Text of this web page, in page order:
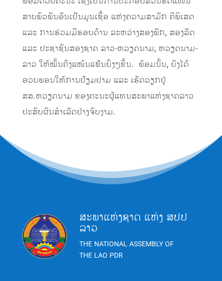
ສາຍພົວພັນອັນເປັນມູນເຊື້ອ ແຫ່ງຄວາມສາມັກ ຄີພິເສດ
ແລະ ການຮ່ວມມືຮອບດ້ານ ລະຫວ່າງສອງພັກ, ສອງລັດ
ແລະ ປະຊາຊົນສອງຊາດ ລາວ-ຫວຽດນາມ, ຫວຽດນາມ-
ລາວ ໃຫ້ໝັ້ນຄົງແໜ້ນແຟ້ນຍິ່ງໆຂຶ້ນ. ພ້ອມນັ້ນ, ຍັງໄດ້
ອວຍພອນໃຫ້ການຢ້ຽມຢາມ ແລະ ເຮັດວຽກຢູ່
ສສ.ຫວຽດນາມ ຂອງຄະນະຜູ້ແທນສະພາແຫ່ງຊາດລາວ
ປະສົບຜົນສໍາເລັດຢ່າງຈົບງາມ.
ສະພາແຫ່ງຊາດ ແຫ່ງ ສປປ
ລາວ
THE NATIONAL ASSEMBLY OF
THE LAO PDR